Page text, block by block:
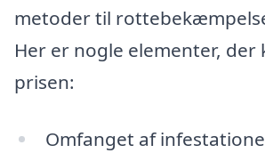
metoder til
Her er nogle elementer, der
prisen:
Omfanget af